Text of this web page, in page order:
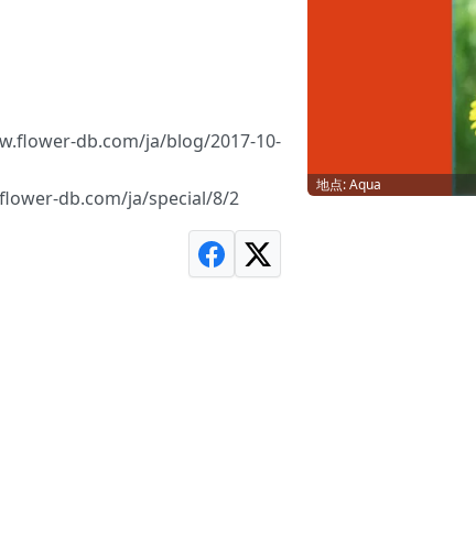
db.com/ja/blog/2017-10-
db.com/ja/special/8/2
地点: Aqua